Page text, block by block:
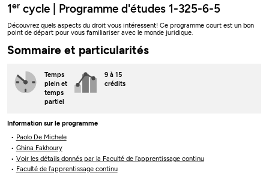
1er cycle | Programme d'études 1-325-6-5
Découvrez quels aspects du droit vous intéressent! Ce programme court est un bon
point de départ pour vous familiariser avec le monde juridique.
Sommaire et particularités
Temps
plein et
temps
partiel
9 à 15
crédits
Information sur le programme
Paolo De Michele
Ghina Fakhoury
Voir les détails donnés par la Faculté de l’apprentissage continu
Faculté de l’apprentissage continu